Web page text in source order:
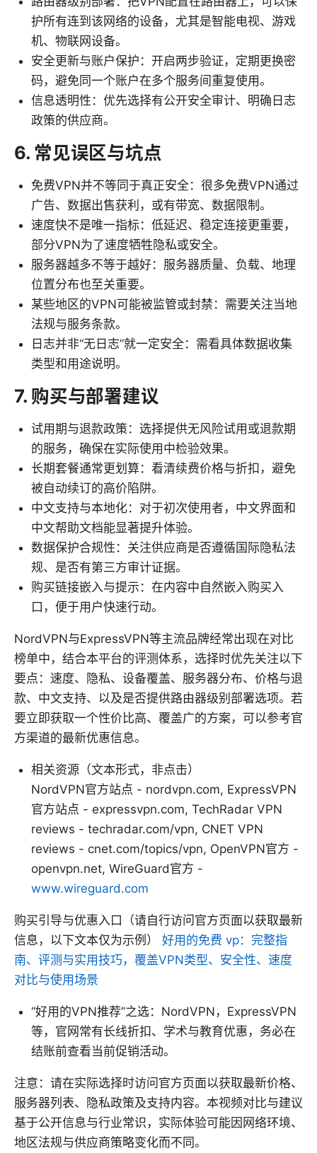
护所有连到该网络的设备，尤其是智能电视、游戏
机、物联网设备。
安全更新与账户保护：开启两步验证，定期更换密
码，避免同一个账户在多个服务间重复使用。
信息透明性：优先选择有公开安全审计、明确日志
政策的供应商。
6. 常见误区与坑点
免费VPN并不等同于真正安全：很多免费VPN通过
广告、数据出售获利，或有带宽、数据限制。
速度快不是唯一指标：低延迟、稳定连接更重要，
部分VPN为了速度牺牲隐私或安全。
服务器越多不等于越好：服务器质量、负载、地理
位置分布也至关重要。
某些地区的VPN可能被监管或封禁：需要关注当地
法规与服务条款。
日志并非“无日志”就一定安全：需看具体数据收集
类型和用途说明。
7. 购买与部署建议
试用期与退款政策：选择提供无风险试用或退款期
的服务，确保在实际使用中检验效果。
长期套餐通常更划算：看清续费价格与折扣，避免
被自动续订的高价陷阱。
中文支持与本地化：对于初次使用者，中文界面和
中文帮助文档能显著提升体验。
数据保护合规性：关注供应商是否遵循国际隐私法
规、是否有第三方审计证据。
购买链接嵌入与提示：在内容中自然嵌入购买入
口，便于用户快速行动。
NordVPN与ExpressVPN等主流品牌经常出现在对比
榜单中，结合本平台的评测体系，选择时优先关注以下
要点：速度、隐私、设备覆盖、服务器分布、价格与退
款、中文支持、以及是否提供路由器级别部署选项。若
要立即获取一个性价比高、覆盖广的方案，可以参考官
方渠道的最新优惠信息。
相关资源（文本形式，非点击）
NordVPN官方站点 - nordvpn.com, ExpressVPN
官方站点 - expressvpn.com, TechRadar VPN
reviews - techradar.com/vpn, CNET VPN
reviews - cnet.com/topics/vpn, OpenVPN官方 -
openvpn.net, WireGuard官方 -
www.wireguard.com
购买引导与优惠入口（请自行访问官方页面以获取最新
信息，以下文本仅为示例） 好用的免费 vp：完整指
南、评测与实用技巧，覆盖VPN类型、安全性、速度
对比与使用场景
“好用的VPN推荐”之选：NordVPN，ExpressVPN
等，官网常有长线折扣、学术与教育优惠，务必在
结账前查看当前促销活动。
注意：请在实际选择时访问官方页面以获取最新价格、
服务器列表、隐私政策及支持内容。本视频对比与建议
基于公开信息与行业常识，实际体验可能因网络环境、
地区法规与供应商策略变化而不同。